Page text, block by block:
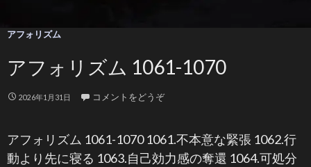
アフォリズム
アフォリズム 1061-1070
2026年1月31日 コメントをどうぞ
アフォリズム 1061-1070 1061.不本意な緊張 1062.行
動より先に寝る 1063.自己効力感の奪還 1064.可処分